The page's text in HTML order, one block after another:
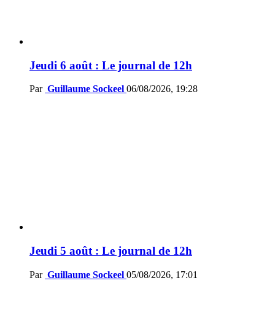
Jeudi 6 août : Le journal de 12h
Par Guillaume Sockeel 06/08/2026, 19:28
Jeudi 5 août : Le journal de 12h
Par Guillaume Sockeel 05/08/2026, 17:01